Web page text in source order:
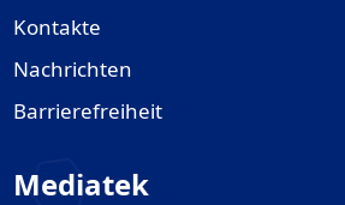
Kontakte
Nachrichten
Barrierefreiheit
Mediatek